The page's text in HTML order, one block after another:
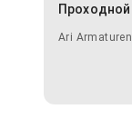
Проходной
Ari Armaturen